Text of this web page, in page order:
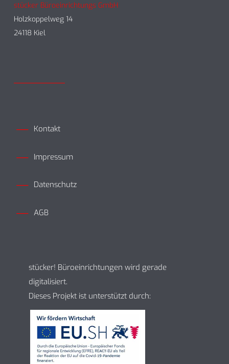
stücker Büroeinrichtungs GmbH
Holzkoppelweg 14
24118 Kiel
Kontakt
Impressum
Datenschutz
AGB
stücker! Büroeinrichtungen wird gerade
digitalisiert.
Dieses Projekt ist unterstützt durch: